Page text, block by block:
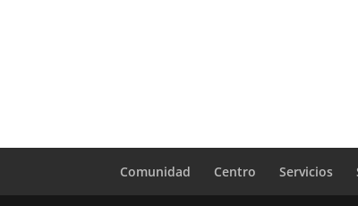
Comunidad Centro Servicios